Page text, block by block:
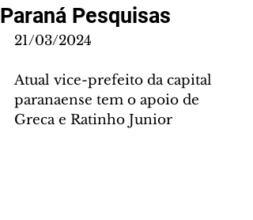
Paraná Pesquisas
21/03/2024
Atual vice-prefeito da capital
paranaense tem o apoio de
Greca e Ratinho Junior